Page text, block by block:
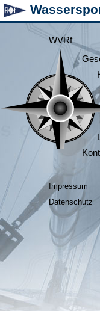
WVRf
Impressum
Datenschutz